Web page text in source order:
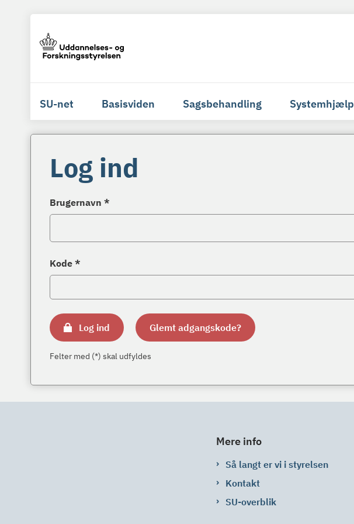
SU-net Basisviden Sagsbehandling Systemhjælp
Log ind
Brugernavn *
Kode *
Log ind Glemt adgangskode?
Felter med (*) skal udfyldes
Mere info
Så langt er vi i styrelsen
Kontakt
SU-overblik